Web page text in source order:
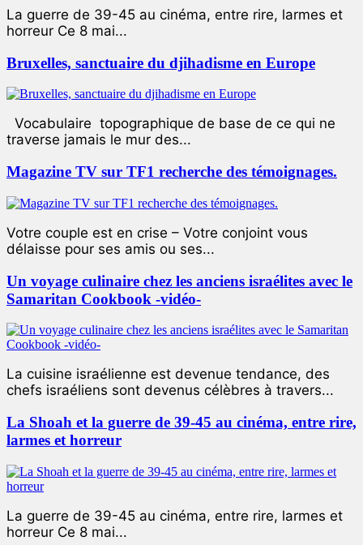
La guerre de 39-45 au cinéma, entre rire, larmes et
horreur Ce 8 mai...
Bruxelles, sanctuaire du djihadisme en Europe
Vocabulaire topographique de base de ce qui ne
traverse jamais le mur des...
Magazine TV sur TF1 recherche des témoignages.
Votre couple est en crise – Votre conjoint vous
délaisse pour ses amis ou ses...
Un voyage culinaire chez les anciens israélites avec le
Samaritan Cookbook -vidéo-
La cuisine israélienne est devenue tendance, des
chefs israéliens sont devenus célèbres à travers...
La Shoah et la guerre de 39-45 au cinéma, entre rire,
larmes et horreur
La guerre de 39-45 au cinéma, entre rire, larmes et
horreur Ce 8 mai...